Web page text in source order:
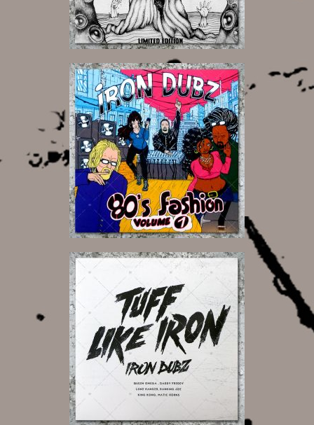
13,00 €
12,00 €
22,00 €